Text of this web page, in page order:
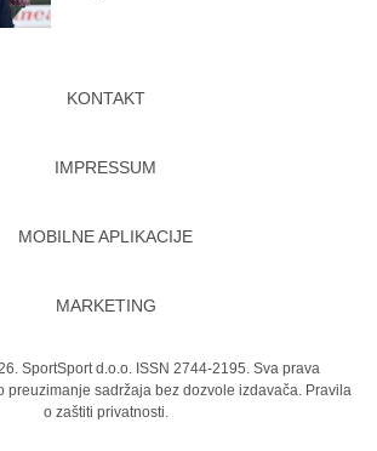
KONTAKT
IMPRESSUM
MOBILNE APLIKACIJE
MARKETING
SportSport d.o.o. ISSN 2744-2195. Sva prava
preuzimanje sadržaja bez dozvole izdavača. Pravila
o zaštiti privatnosti.